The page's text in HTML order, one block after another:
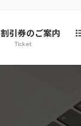
割引券のご案内
Ticket